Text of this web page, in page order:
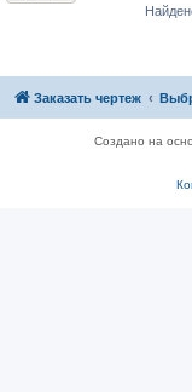
Заказать чертеж
Создано на